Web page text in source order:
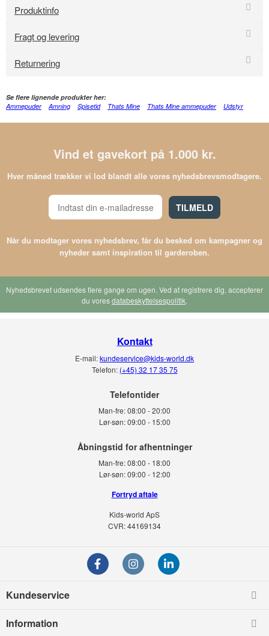
Produktinfo
Fragt og levering
Returnering
Se flere lignende produkter her:
Ammepuder
Amning Spisetid Thats Mine Thats Mine ammepuder Udstyr
Vind et gavekort på 1.000 kr.
Hver måned trækker vi lod blandt alle vores nyhedsbrevsmodtagere.
TILMELD
Når du modtager vores nyhedsbrev, får du besked om kampagner og
nyheder samt inspiration til garderoben.
Nyhedsbrevet udsendes flere gange om ugen. Ved at registrere dig, accepterer
du voresdatabeskyttelsespolitik.
Kontakt
E-mail:kundeservice@kids-world.dk
Telefon: (+45) 32 17 35 75
Telefontider
Man-fre:08:00 - 20:00
Lør-søn: 09:00 - 15:00
Man-fre:08:00 - 18:00
Lør-søn:09:00 - 12:00
Fortryd aftale
Kids-world ApS
CVR: 44169134
Kundeservice
Information